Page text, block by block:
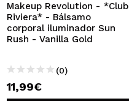
Makeup Revolution - *Club
Riviera* - Bálsamo
corporal iluminador Sun
Rush - Vanilla Gold
(0)
11,99€